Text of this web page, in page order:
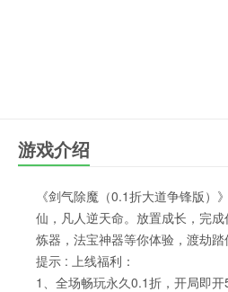
游戏介绍
《剑气除魔（0.1折大道争锋版
仙，凡人逆天命。放置成长，完
炼器，法宝神器等你体验，渡劫
提示 : 上线福利：
1、全场畅玩永久0.1折，开局即